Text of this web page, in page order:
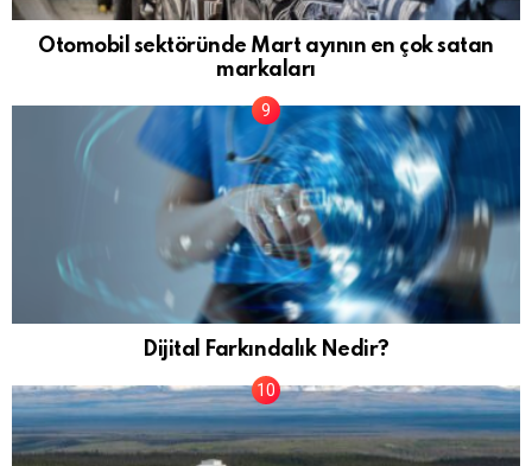
Otomobil sektöründe Mart ayının en çok satan
markaları
Dijital Farkındalık Nedir?